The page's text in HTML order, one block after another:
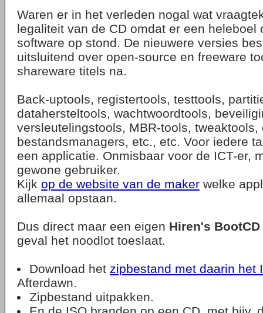
Waren er in het verleden nogal wat
legaliteit van de CD omdat er een heleboel
software op stond. De nieuwere versies
uitsluitend over open-source en freeware
shareware titels na.
Back-uptools, registertools, testtools,
datahersteltools, wachtwoordtools,
versleutelingstools, MBR-tools, tweaktools,
bestandsmanagers, etc., etc. Voor iedere
een applicatie. Onmisbaar voor de ICT-er,
gewone gebruiker.
Kijk op de website van de maker welke
allemaal opstaan.
Dus direct maar een eigen Hiren's BootCD
geval het noodlot toeslaat.
Download het zipbestand met daarin het
Afterdawn.
Zipbestand uitpakken.